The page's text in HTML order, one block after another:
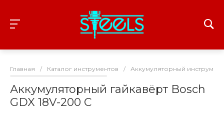
Главная / Каталог инструментов / Аккумуляторный инструмент
Аккумуляторный гайкавёрт Bosch
GDX 18V-200 C